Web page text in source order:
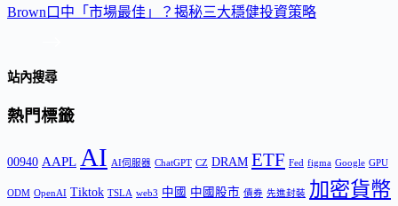
Brown口中「市場最佳」？揭秘三大穩健投資策略
站內搜尋
熱門標籤
00940 AAPL AI AI伺服器 ChatGPT CZ DRAM ETF Fed figma Google GPU
ODM OpenAI Tiktok TSLA web3 中國 中國股市 債券 先進封裝 加密貨幣